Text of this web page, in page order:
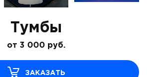
Тумбы
от 3 000 руб.
ЗАКАЗАТЬ